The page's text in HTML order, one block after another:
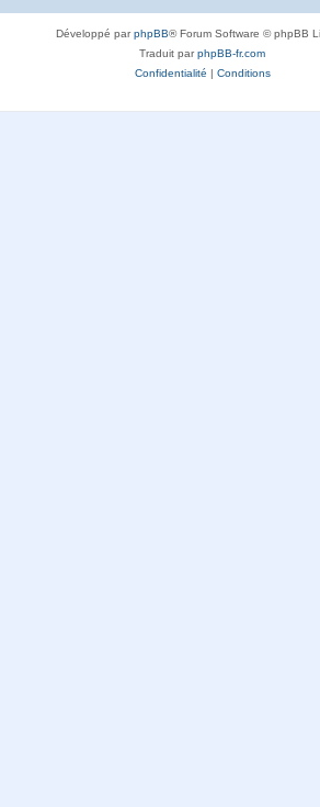
Développé parphpBB® Forum Software © phpBB
Traduit parphpBB-fr.com
Confidentialité | Conditions